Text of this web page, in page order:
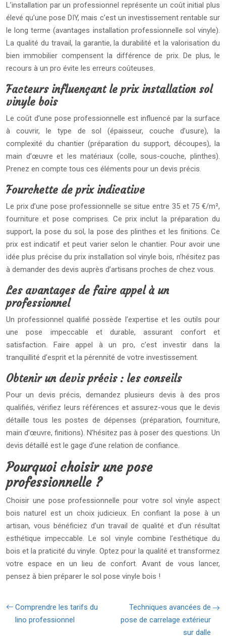
L’installation par un professionnel représente un coût initial plus
élevé qu’une pose DIY, mais c’est un investissement rentable sur
le long terme (avantages installation professionnelle sol vinyle).
La qualité du travail, la garantie, la durabilité et la valorisation du
bien immobilier compensent la différence de prix. De plus, le
recours à un pro évite les erreurs coûteuses.
Facteurs influençant le prix installation sol
vinyle bois
Le coût d’une pose professionnelle est influencé par la surface
à couvrir, le type de sol (épaisseur, couche d’usure), la
complexité du chantier (préparation du support, découpes), la
main d’œuvre et les matériaux (colle, sous-couche, plinthes).
Prenez en compte tous ces éléments pour un devis précis.
Fourchette de prix indicative
Le prix d’une pose professionnelle se situe entre 35 et 75 €/m²,
fourniture et pose comprises. Ce prix inclut la préparation du
support, la pose du sol, la pose des plinthes et les finitions. Ce
prix est indicatif et peut varier selon le chantier. Pour avoir une
idée plus précise du prix installation sol vinyle bois, n’hésitez pas
à demander des devis auprès d’artisans proches de chez vous.
Les avantages de faire appel à un
professionnel
Un professionnel qualifié possède l’expertise et les outils pour
une pose impeccable et durable, assurant confort et
satisfaction. Faire appel à un pro, c’est investir dans la
tranquillité d’esprit et la pérennité de votre investissement.
Obtenir un devis précis : les conseils
Pour un devis précis, demandez plusieurs devis à des pros
qualifiés, vérifiez leurs références et assurez-vous que le devis
détaille tous les postes de dépenses (préparation, fourniture,
main d’œuvre, finitions). N’hésitez pas à poser des questions. Un
devis détaillé est le gage d’une relation de confiance.
Pourquoi choisir une pose
professionnelle ?
Choisir une pose professionnelle pour votre sol vinyle aspect
bois naturel est un choix judicieux. En confiant la pose à un
artisan, vous bénéficiez d’un travail de qualité et d’un résultat
esthétique impeccable. Le sol vinyle combine l’esthétique du
bois et la praticité du vinyle. Optez pour la qualité et transformez
votre espace en un lieu de confort. Avant de vous lancer,
pensez à bien préparer le sol pose vinyle bois !
Comprendre les tarifs du
lino professionnel
Techniques avancées de
pose de carrelage extérieur
sur dalle